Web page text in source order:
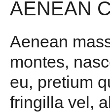
AENEAN
Aenean
montes,
eu, pretium
fringilla vel,